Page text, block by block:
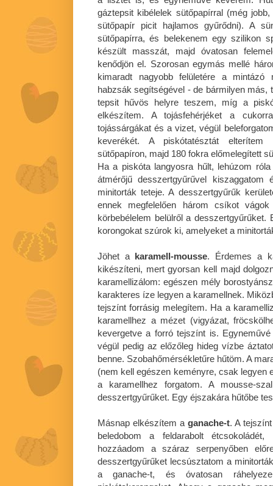
gáztepsit kibélelek sütőpapírral (még
sütőpapír picit hajlamos gyűrődni). A
sütőpapírra, és belekenem egy szilikon
készült masszát, majd óvatosan
kenődjön el. Szorosan egymás mellé
kimaradt nagyobb felületére a
habzsák segítségével - de bármilyen más,
tepsit hűvös helyre teszem, míg a
elkészítem. A tojásfehérjéket a
tojássárgákat és a vizet, végül
keverékét. A piskótatésztát
sütőpapíron, majd 180 fokra előmelegített
Ha a piskóta langyosra hűlt, lehúzom
átmérőjű desszertgyűrűvel
minitorták teteje. A desszertgyűrűk
ennek megfelelően három csíkot
körbebélelem belülről a
korongokat szúrok ki, amelyeket a
Jöhet a karamell-mousse. Érdemes a
kikészíteni, mert gyorsan kell majd
karamellizálom: egészen mély
karakteres íze legyen a karamellnek.
tejszínt forrásig melegítem. Ha a
karamellhez a mézet (vigyázat,
kevergetve a forró tejszínt is.
végül pedig az előzőleg hideg vízbe
benne. Szobahőmérsékletűre hűtöm. A
(nem kell egészen keményre, csak legyen
a karamellhez forgatom. A mousse-
desszertgyűrűket. Egy éjszakára hűtőbe
Másnap elkészítem a ganache-t. A
beledobom a feldarabolt
hozzáadom a száraz serpenyőben
desszertgyűrűket lecsúsztatom a
a ganache-t, és óvatosan